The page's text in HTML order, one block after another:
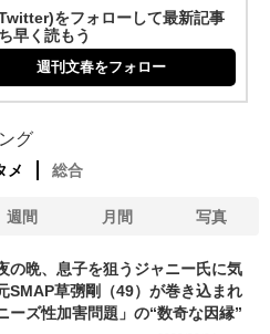
をフォローして最新記事
早く読もう
週刊文春をフォロー
グ
メ 総合
週間 月間 写真
の晩、息子を狙うジャニー氏に気
SMAP草彅剛（49）が巻き込まれ
ーズ性加害問題」の“数奇な因縁”